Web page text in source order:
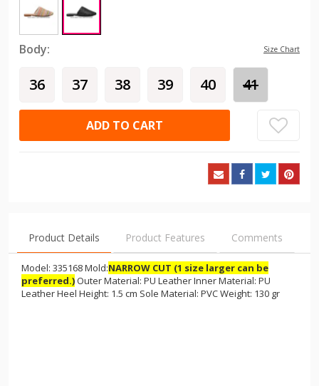
Body: Size Chart
36 37 38 39 40 41
ADD TO CART
Product Details Product Features Comments
Model: 335168 Mold:NARROW CUT (1 size larger can be
preferred.)Outer Material: PU Leather Inner Material: PU
Leather Heel Height: 1.5 cm Sole Material: PVC Weight: 130 gr